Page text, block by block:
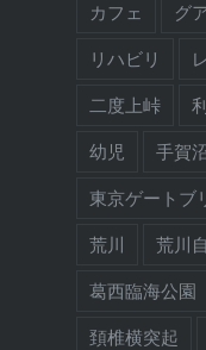
カフェ グ
リハビリ
二度上峠
幼児 手賀
東京ゲートブ
荒川 荒川
葛西臨海公園
頚椎横突起